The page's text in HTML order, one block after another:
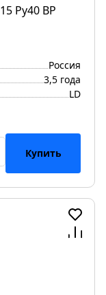
Ру40 ВР
Россия
3,5 года
LD
Купить